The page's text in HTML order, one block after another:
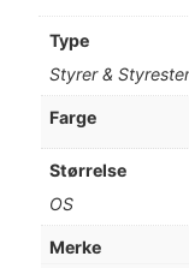
Type
Styrer &
Farge
Størrelse
OS
Merke